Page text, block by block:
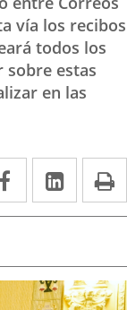
vía los recibos
todos los
sobre estas
en las
Facebook
Enlace
a
aplicación
externa.
Enlace
a